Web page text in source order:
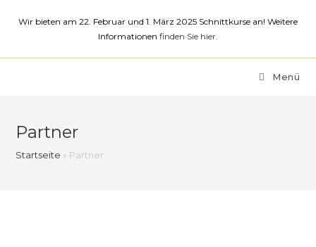
Wir bieten am 22. Februar und 1. März 2025 Schnittkurse an! Weitere
Informationen finden Sie hier.
Menü
Partner
Startseite » Partner